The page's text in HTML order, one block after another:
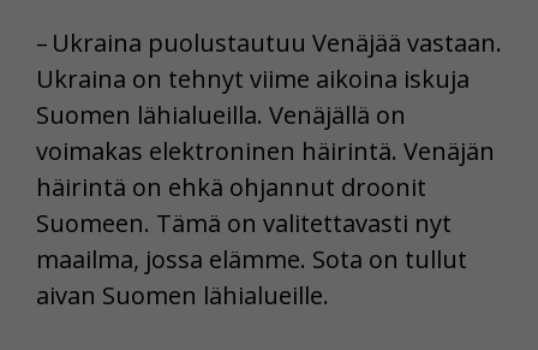
– Ukraina puolustautuu Venäjää vastaan.
Ukraina on tehnyt viime aikoina iskuja
Suomen lähialueilla. Venäjällä on
voimakas elektroninen häirintä. Venäjän
häirintä on ehkä ohjannut droonit
Suomeen. Tämä on valitettavasti nyt
maailma, jossa elämme. Sota on tullut
aivan Suomen lähialueille.